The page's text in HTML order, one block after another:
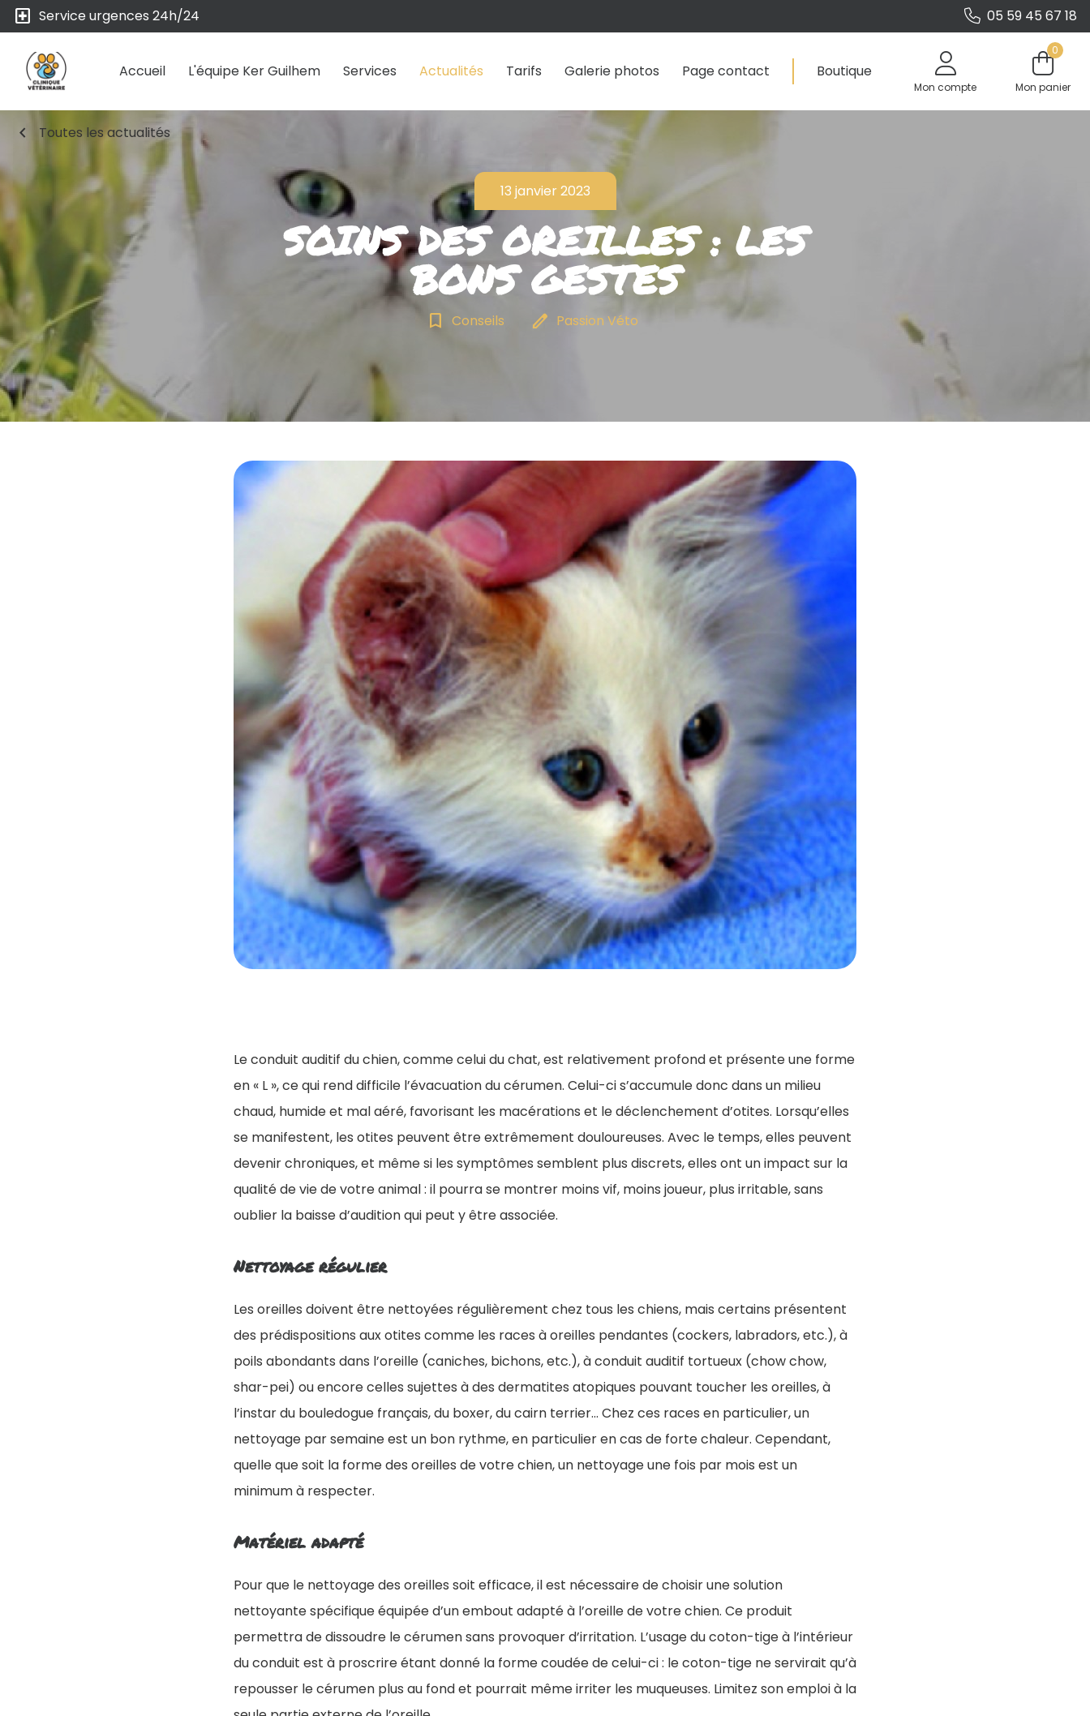
local_hospital Service urgences 24h/24 05 59 45 67 18
Accueil L'équipe Ker Guilhem Services Actualités Tarifs Galerie photos Page contact Boutique
Mon compte
0
Mon panier
chevron_left Toutes les actualités
13 janvier 2023
SOINS DES OREILLES : LES
BONS GESTES
bookmark_border Conseils edit Passion Véto
Le conduit auditif du chien, comme celui du chat, est relativement profond et présente une forme
en « L », ce qui rend difficile l’évacuation du cérumen. Celui-ci s’accumule donc dans un milieu
chaud, humide et mal aéré, favorisant les macérations et le déclenchement d’otites. Lorsqu’elles
se manifestent, les otites peuvent être extrêmement douloureuses. Avec le temps, elles peuvent
devenir chroniques, et même si les symptômes semblent plus discrets, elles ont un impact sur la
qualité de vie de votre animal : il pourra se montrer moins vif, moins joueur, plus irritable, sans
oublier la baisse d’audition qui peut y être associée.
Nettoyage régulier
Les oreilles doivent être nettoyées régulièrement chez tous les chiens, mais certains présentent
des prédispositions aux otites comme les races à oreilles pendantes (cockers, labradors, etc.), à
poils abondants dans l’oreille (caniches, bichons, etc.), à conduit auditif tortueux (chow chow,
shar-pei) ou encore celles sujettes à des dermatites atopiques pouvant toucher les oreilles, à
l’instar du bouledogue français, du boxer, du cairn terrier... Chez ces races en particulier, un
nettoyage par semaine est un bon rythme, en particulier en cas de forte chaleur. Cependant,
quelle que soit la forme des oreilles de votre chien, un nettoyage une fois par mois est un
minimum à respecter.
Matériel adapté
Pour que le nettoyage des oreilles soit efficace, il est nécessaire de choisir une solution
nettoyante spécifique équipée d’un embout adapté à l’oreille de votre chien. Ce produit
permettra de dissoudre le cérumen sans provoquer d’irritation. L’usage du coton-tige à l’intérieur
du conduit est à proscrire étant donné la forme coudée de celui-ci : le coton-tige ne servirait qu’à
repousser le cérumen plus au fond et pourrait même irriter les muqueuses. Limitez son emploi à la